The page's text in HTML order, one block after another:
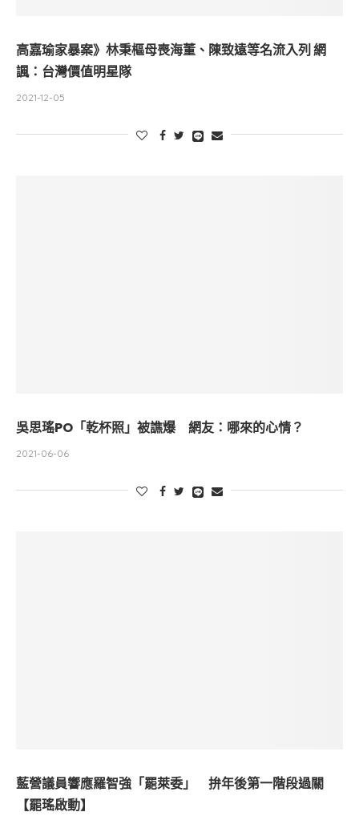
高嘉瑜家暴案》林秉樞母喪海董、陳致遠等名流入列 網
諷：台灣價值明星隊
2021-12-05
吳思瑤PO「乾杯照」被譙爆 網友：哪來的心情？
2021-06-06
藍營議員響應羅智強「罷萊委」 拚年後第一階段過關
【罷瑤啟動】